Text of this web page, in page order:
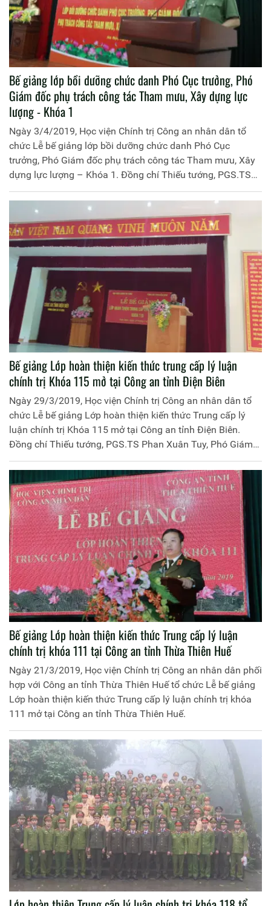
Bế giảng lớp bồi dưỡng chức danh Phó Cục trưởng, Phó
Giám đốc phụ trách công tác Tham mưu, Xây dựng lực
lượng - Khóa 1
Ngày 3/4/2019, Học viện Chính trị Công an nhân dân tổ
chức Lễ bế giảng lớp bồi dưỡng chức danh Phó Cục
trưởng, Phó Giám đốc phụ trách công tác Tham mưu, Xây
dựng lực lượng – Khóa 1. Đồng chí Thiếu tướng, PGS.TS
Trần Vi Dân, Giám đốc Học viện Chính trị Công an nhân
dân chủ trì buổi lễ. Tham dự còn có: Đại tá Nguyễn Văn
Quyền, Phó Giám đốc Học viện Chính trị Công an nhân dân;
đại diện lãnh đạo các đơn vị thuộc Học viện và 47 học viên
của khóa học.
Bế giảng Lớp hoàn thiện kiến thức trung cấp lý luận
chính trị Khóa 115 mở tại Công an tỉnh Điện Biên
Ngày 29/3/2019, Học viện Chính trị Công an nhân dân tổ
chức Lễ bế giảng Lớp hoàn thiện kiến thức Trung cấp lý
luận chính trị Khóa 115 mở tại Công an tỉnh Điện Biên.
Đồng chí Thiếu tướng, PGS.TS Phan Xuân Tuy, Phó Giám
đốc Học viện Chính trị Công an nhân dân chủ trì buổi lễ.
Tham dự Lễ bế giảng có đại diện lãnh đạo một số đơn vị
thuộc Học viện, đại diện lãnh đạo các đơn vị của Công an
tỉnh Điện Biên, cùng 120 học viên tham gia khóa học.
Bế giảng Lớp hoàn thiện kiến thức Trung cấp lý luận
chính trị khóa 111 tại Công an tỉnh Thừa Thiên Huế
Ngày 21/3/2019, Học viện Chính trị Công an nhân dân phối
hợp với Công an tỉnh Thừa Thiên Huế tổ chức Lễ bế giảng
Lớp hoàn thiện kiến thức Trung cấp lý luận chính trị khóa
111 mở tại Công an tỉnh Thừa Thiên Huế.